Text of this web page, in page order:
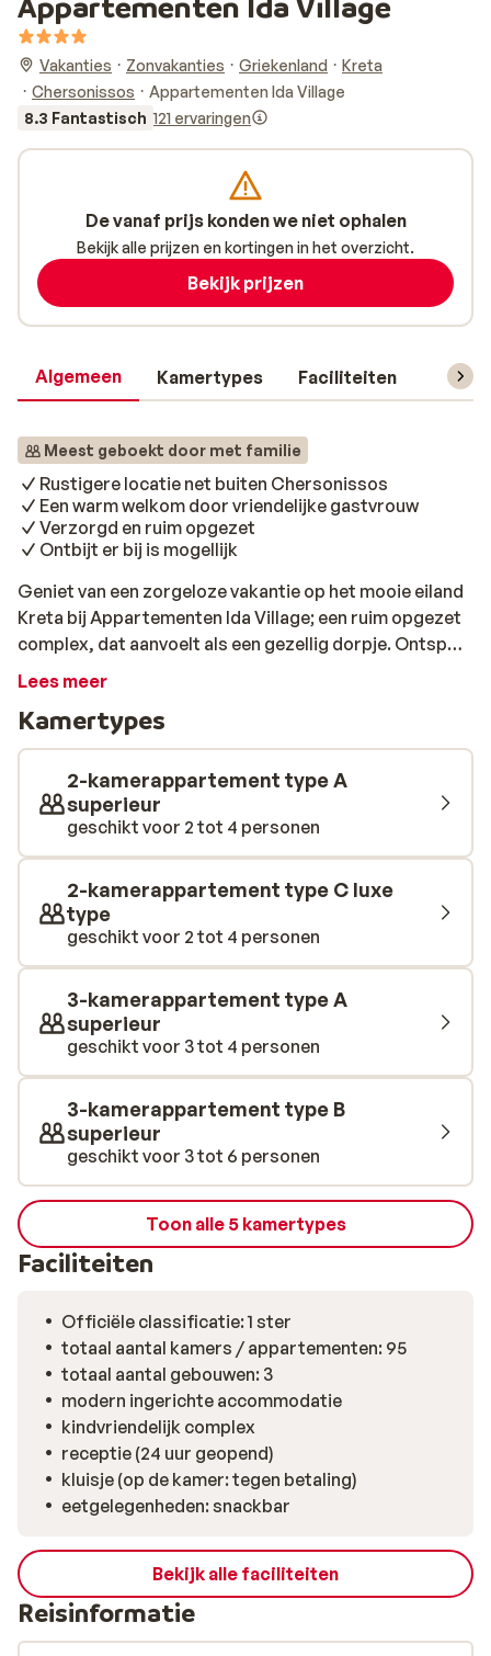
Vakanties Zonvakanties Griekenland
Kreta
Chersonissos
Appartementen Ida Village
8.3 Fantastisch 121 ervaringen
Algemeen Kamertypes Faciliteiten
Meest geboekt door met familie
Rustigere locatie net buiten Chersonissos
Een warm welkom door vriendelijke gastvrouw
Verzorgd en ruim opgezet
Ontbijt er bij is mogellijk
Geniet van een zorgeloze vakantie op het mooie eiland
Kreta bij Appartementen Ida Village; een ruim opgezet
complex, dat aanvoelt als een gezellig dorpje. Ontspan
bij één van de twee zwembaden, geniet van de serene
drankje op het terras van de bar. De kleintjes vermaken
zich in het speeltuintje en spelen in het water van het
aparte kinderbadje. Het personeel is heel vriendelijk en
vooral gastvrouw Despina doet meer dan haar best om
het je naar de zin te maken. De appartementen zijn van
alle gemakken voorzien en zijn netjes onderhouden.
Sommige appartementen zijn in maisonnette stijl
gebouwd en andere zijn gelijkvloers. Wanneer je bent
uitgeslapen, staat er een lekker ontbijtje voor je klaar,
dat je optioneel kunt bijboeken. Een ontbijt vol kleur,
een prachtige dag in Ida Village. Wat gaat het vandaag
worden? Een dagje bij het zwembad met een goed boek
of ga je de omgeving verkennen? Bruisend
Lees meer
Kamertypes
2-kamerappartement type A
superieur
geschikt voor 2 tot 4 personen
2-kamerappartement type C luxe
type
geschikt voor 2 tot 4 personen
3-kamerappartement type A
superieur
geschikt voor 3 tot 4 personen
3-kamerappartement type B
superieur
geschikt voor 3 tot 6 personen
Toon alle 5 kamertypes
Faciliteiten
Officiële classificatie: 1 ster
totaal aantal kamers / appartementen: 95
totaal aantal gebouwen: 3
modern ingerichte accommodatie
kindvriendelijk complex
receptie (24 uur geopend)
kluisje (op de kamer: tegen betaling)
eetgelegenheden: snackbar
Bekijk alle faciliteiten
Reisinformatie
De vanaf prijs konden we niet ophalen
Bekijk alle prijzen en kortingen in het overzicht.
Bekijk prijzen